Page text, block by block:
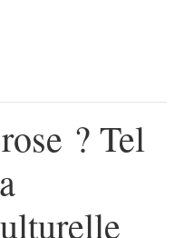
? Tel